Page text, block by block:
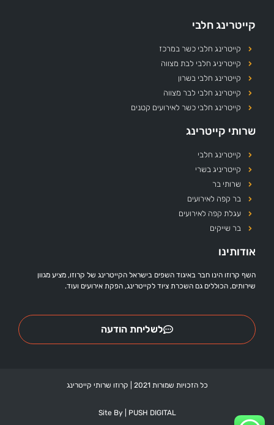
קייטרינג חלבי
קייטרינג חלבי כשר במרכז
קייטריניג חלבי לבת מצווה
קייטרינג חלבי בשרון
קייטרינג חלבי לבר מצווה
קייטרינג חלבי כשר לאירועים קטנים
שרותי קייטרינג
קייטרינג חלבי
קייטריניג בשרי
שרותי בר
בר קפה לאירועים
עגלת קפה לאירועים
בר שייקים
אודותינו
השף קרוזו הינו חבר באיגוד השפים בישראל הקייטרינג של קרוזו, מציע מגוון
שירותים, הכוללים גם השכרת ציוד לקייטרינג, הפקת אירועים ועוד.
לשליחת הודעה
כל הזכויות שמורות 2021 | קרוזו שרותי קייטרינג
Site By | PUSH DIGITAL